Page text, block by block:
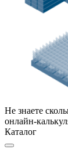
Не знаете
онлайн-
Каталог